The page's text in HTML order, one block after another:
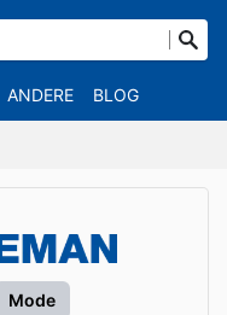
ANDERE BLOG
Mode